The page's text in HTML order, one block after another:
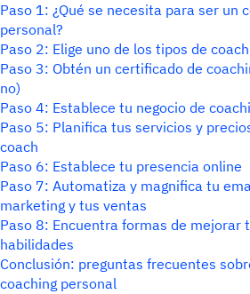
Paso 1: ¿Qué se necesita para ser un
personal?
Paso 2: Elige uno de los tipos de
Paso 3: Obtén un certificado de
no)
Paso 4: Establece tu negocio de
Paso 5: Planifica tus servicios y
coach
Paso 6: Establece tu presencia online
Paso 7: Automatiza y magnifica tu
marketing y tus ventas
Paso 8: Encuentra formas de mejorar
habilidades
Conclusión: preguntas frecuentes
coaching personal